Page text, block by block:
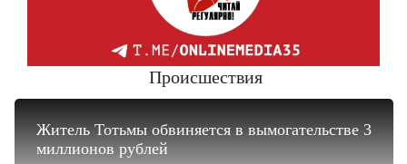
Происшествия
Житель Тотьмы обвиняется в вымогательстве 3
миллионов рублей